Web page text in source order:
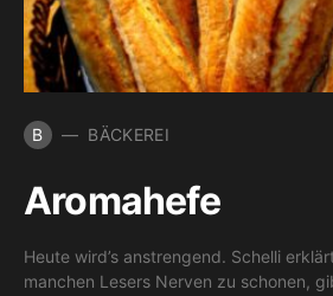
B BÄCKEREI
Aromahefe
Heute wird’s anstrengend. Schelli
manchen Lesers Nerven zu schonen,